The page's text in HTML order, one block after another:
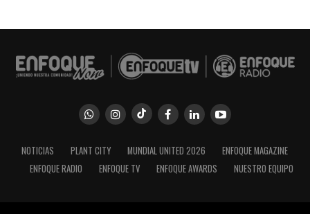
NOTICIAS PLANT CITY MUNDIAL UNITED 2026
ENFOQUE MAGAZINE
ENFOQUE RADIO
ENFOQUE TV ENFOQUE AWARDS NUESTRO EQUIPO